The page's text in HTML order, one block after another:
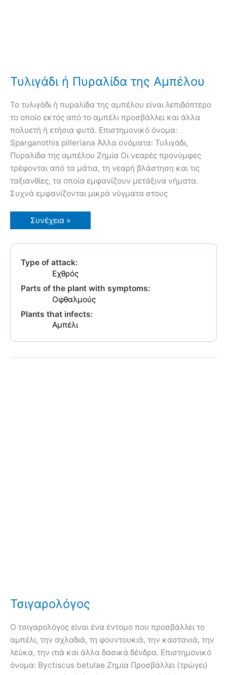
Τυλιγάδι ή Πυραλίδα της Αμπέλου
Το τυλιγάδι ή πυραλίδα της αμπέλου είναι λεπιδόπτερο
το οποίο εκτός από το αμπέλι προσβάλλει και άλλα
πολυετή ή ετήσια φυτά. Επιστημονικό όνομα:
Sparganothis pilleriana Άλλα ονόματα: Τυλιγάδι,
Πυραλίδα της αμπέλου Ζημία Οι νεαρές προνύμφες
τρέφονται από τα μάτια, τη νεαρή βλάστηση και τις
ταξιανθίες, τα οποία εμφανίζουν μετάξινα νήματα.
Συχνά εμφανίζονται μικρά νύγματα στους
Τυλιγάδι
ή
της
Συνέχεια »
Type of attack:
Εχθρός
Parts of the plant with symptoms:
Οφθαλμούς
Plants that infects:
Αμπέλι
Τσιγαρολόγος
Ο τσιγαρολόγος είναι ένα έντομο που προσβάλλει το
αμπέλι, την αχλαδιά, τη φουντουκιά, την καστανιά, την
λεύκα, την ιτιά και άλλα δασικά δένδρα. Επιστημονικό
όνομα: Byctiscus betulae Ζημία Προσβάλλει (τρώγει)